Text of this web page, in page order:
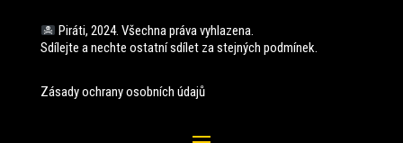
Piráti, 2024. Všechna práva vyhlazena.
Sdílejte a nechte ostatní sdílet za stejných podmínek.
Zásady ochrany osobních údajů